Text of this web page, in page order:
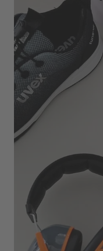
Firma fahre. Einen
jeden Fall aus dem
mir meine Tage
stehen natürlich
damit die
funktioniert, sind wir
hinaus gibt es alle
Teammeeting. Und
habe ich privat mit
(Ex-)Azbis
ist natürlich jedes
Darauf freuen wir
Doch wie schaut
aus? Meine
größtenteils die